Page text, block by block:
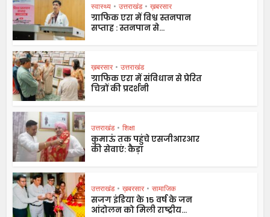
स्वास्थ्य • उत्तराखंड • ख़बरसार
ग्राफिक एरा में विश्व स्तनपान
सप्ताह : स्तनपान से...
ख़बरसार • उत्तराखंड
ग्राफिक एरा में संविधान से प्रेरित
चित्रों की प्रदर्शनी
उत्तराखंड • शिक्षा
कुमाऊं तक पहुंचे एसजीआरआर
की सेवाएं: कैड़ा
उत्तराखंड • ख़बरसार • सामाजिक
सजग इंडिया के 15 वर्ष के जन
आंदोलन को मिली राष्ट्रीय...